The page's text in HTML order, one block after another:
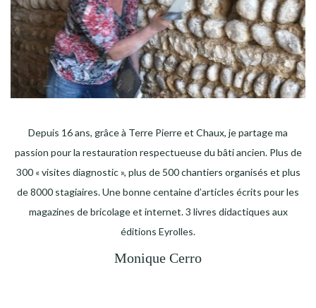
Depuis 16 ans, grâce à Terre Pierre et Chaux, je partage ma
passion pour la restauration respectueuse du bâti ancien. Plus de
300 « visites diagnostic », plus de 500 chantiers organisés et plus
de 8000 stagiaires. Une bonne centaine d’articles écrits pour les
magazines de bricolage et internet. 3 livres didactiques aux
éditions Eyrolles.
Monique Cerro